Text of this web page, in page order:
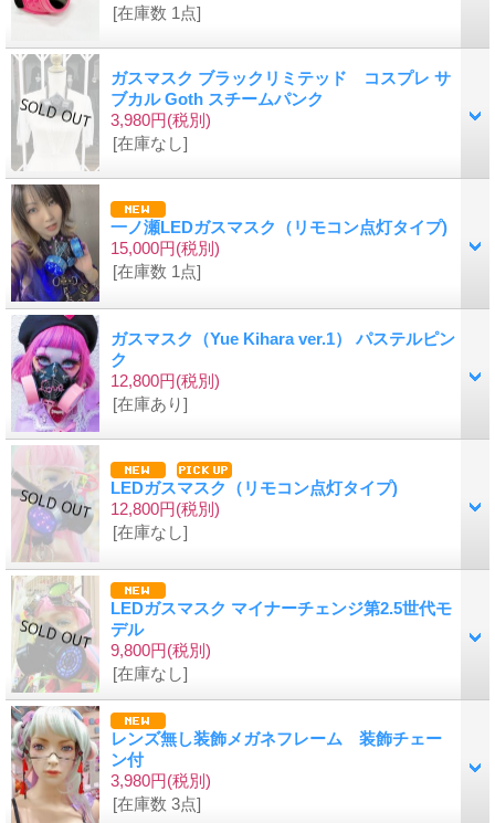
[在庫数 1点]
ガスマスク ブラックリミテッド コスプレ サ
ブカル Goth スチームパンク
3,980円(税別)
[在庫なし]
一ノ瀬LEDガスマスク（リモコン点灯タイプ)
15,000円(税別)
[在庫数 1点]
ガスマスク（Yue Kihara ver.1） パステルピン
ク
12,800円(税別)
[在庫あり]
LEDガスマスク（リモコン点灯タイプ)
12,800円(税別)
[在庫なし]
LEDガスマスク マイナーチェンジ第2.5世代モ
デル
9,800円(税別)
[在庫なし]
レンズ無し装飾メガネフレーム 装飾チェー
ン付
3,980円(税別)
[在庫数 3点]